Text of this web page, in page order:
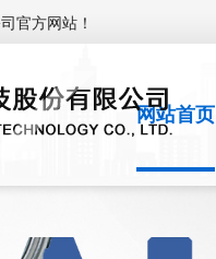
官方网站！
网站首页